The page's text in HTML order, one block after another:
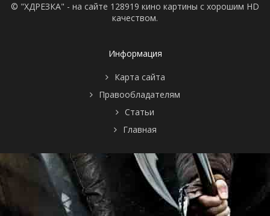
© "ХДРЕЗКА" - на сайте 128919 кино картины с хорошим HD
качеством.
Информация
Карта сайта
Правообладателям
Статьи
Главная